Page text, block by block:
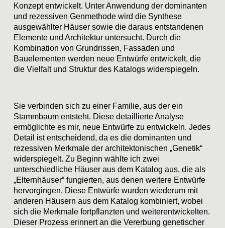
Konzept entwickelt. Unter Anwendung der dominanten
und rezessiven Genmethode wird die Synthese
ausgewählter Häuser sowie die daraus entstandenen
Elemente und Architektur untersucht. Durch die
Kombination von Grundrissen, Fassaden und
Bauelementen werden neue Entwürfe entwickelt, die
die Vielfalt und Struktur des Katalogs widerspiegeln.
Sie verbinden sich zu einer Familie, aus der ein
Stammbaum entsteht. Diese detaillierte Analyse
ermöglichte es mir, neue Entwürfe zu entwickeln. Jedes
Detail ist entscheidend, da es die dominanten und
rezessiven Merkmale der architektonischen „Genetik“
widerspiegelt. Zu Beginn wählte ich zwei
unterschiedliche Häuser aus dem Katalog aus, die als
„Elternhäuser“ fungierten, aus denen weitere Entwürfe
hervorgingen. Diese Entwürfe wurden wiederum mit
anderen Häusern aus dem Katalog kombiniert, wobei
sich die Merkmale fortpflanzten und weiterentwickelten.
Dieser Prozess erinnert an die Vererbung genetischer